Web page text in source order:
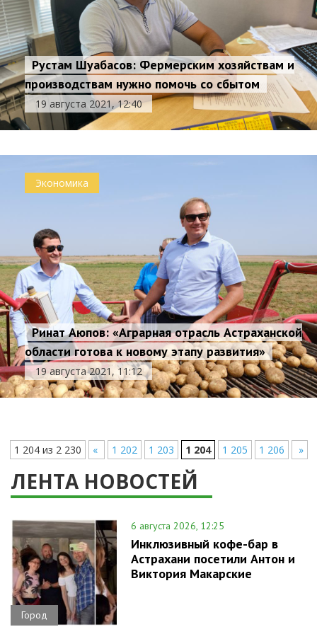
Рустам Шуабасов: Фермерским хозяйствам и
производствам нужно помочь со сбытом
19 августа 2021, 12:40
Экономика
Ринат Аюпов: «Аграрная отрасль Астраханской
области готова к новому этапу развития»
19 августа 2021, 11:12
1 204 из 2 230 « 1 202 1 203 1 204 1 205 1 206 »
ЛЕНТА НОВОСТЕЙ
Город
6 августа 2026, 12:25
Инклюзивный кофе-бар в
Астрахани посетили Антон и
Виктория Макарские